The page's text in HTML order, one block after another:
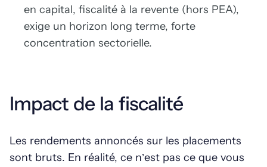
en capital, fiscalité à la revente (hors PEA),
exige un horizon long terme, forte
concentration sectorielle.
Impact de la fiscalité
Les rendements annoncés sur les placements
sont bruts. En réalité, ce n’est pas ce que vous